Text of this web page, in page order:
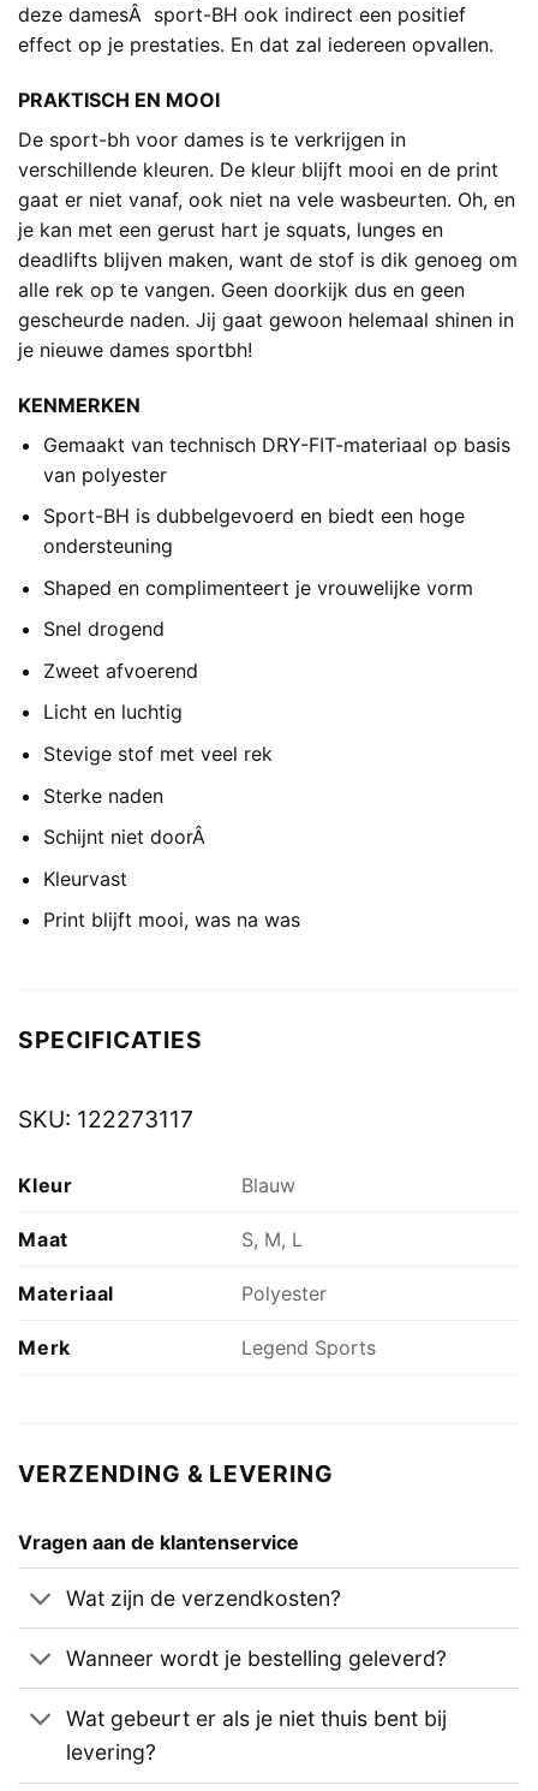
deze damesÂ sport-BH ook indirect een positief
effect op je prestaties. En dat zal iedereen opvallen.
PRAKTISCH EN MOOI
De sport-bh voor dames is te verkrijgen in
verschillende kleuren. De kleur blijft mooi en de print
gaat er niet vanaf, ook niet na vele wasbeurten. Oh, en
je kan met een gerust hart je squats, lunges en
deadlifts blijven maken, want de stof is dik genoeg om
alle rek op te vangen. Geen doorkijk dus en geen
gescheurde naden. Jij gaat gewoon helemaal shinen in
je nieuwe dames sportbh!
KENMERKEN
Gemaakt van technisch DRY-FIT-materiaal op basis
van polyester
Sport-BH is dubbelgevoerd en biedt een hoge
ondersteuning
Shaped en complimenteert je vrouwelijke vorm
Snel drogend
Zweet afvoerend
Licht en luchtig
Stevige stof met veel rek
Sterke naden
Schijnt niet doorÂ
Kleurvast
Print blijft mooi, was na was
SPECIFICATIES
SKU: 122273117
Kleur Blauw
Maat S, M, L
Materiaal Polyester
Merk Legend Sports
VERZENDING & LEVERING
Vragen aan de klantenservice
Wat zijn de verzendkosten?
Wanneer wordt je bestelling geleverd?
Wat gebeurt er als je niet thuis bent bij
levering?